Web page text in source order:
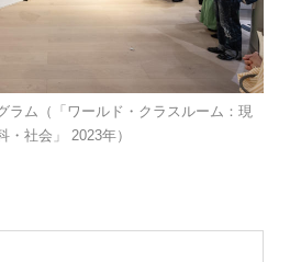
ラム（「ワールド・クラスルーム：現
社会」 2023年）